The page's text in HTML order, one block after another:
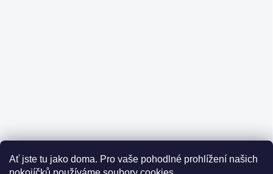
Ať jste tu jako doma. Pro vaše pohodlné prohlížení našich